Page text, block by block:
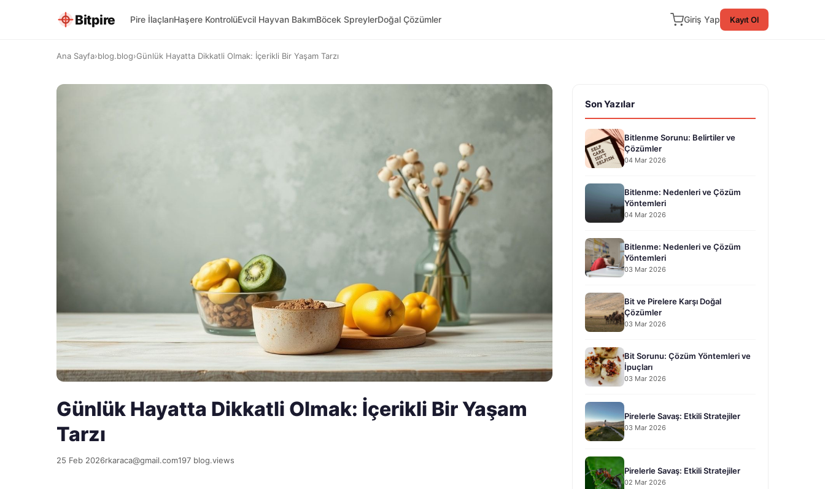
Bitpire Pire İlaçlarıHaşere KontrolüEvcil Hayvan BakımBöcek SpreylerDoğal Çözümler Giriş Yap Kayıt Ol
Ana Sayfa›blog.blog›Günlük Hayatta Dikkatli Olmak: İçerikli Bir Yaşam Tarzı
Günlük Hayatta Dikkatli Olmak: İçerikli Bir Yaşam
Tarzı
25 Feb 2026rkaraca@gmail.com197 blog.views
Son Yazılar
Bitlenme Sorunu: Belirtiler ve
Çözümler
04 Mar 2026
Bitlenme: Nedenleri ve Çözüm
Yöntemleri
04 Mar 2026
Bitlenme: Nedenleri ve Çözüm
Yöntemleri
03 Mar 2026
Bit ve Pirelere Karşı Doğal
Çözümler
03 Mar 2026
Bit Sorunu: Çözüm Yöntemleri ve
İpuçları
03 Mar 2026
Pirelerle Savaş: Etkili Stratejiler
03 Mar 2026
Pirelerle Savaş: Etkili Stratejiler
02 Mar 2026